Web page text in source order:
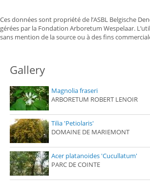
Ces données sont propriété de l’ASBL Belgische
gérées par la Fondation Arboretum Wespelaar.
sans mention de la source ou à des fins
Gallery
Magnolia fraseri
ARBORETUM ROBERT LENOIR
Tilia 'Petiolaris'
DOMAINE DE MARIEMONT
Acer platanoides 'Cucullatum'
PARC DE COINTE